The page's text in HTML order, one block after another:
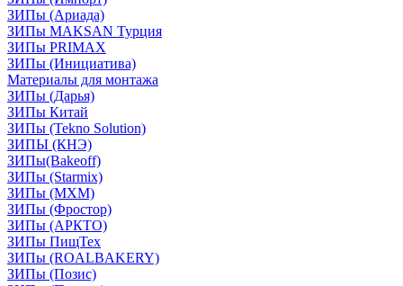
ЗИПы (Ариада)
ЗИПы MAKSAN Турция
ЗИПы PRIMAX
ЗИПы (Инициатива)
Материалы для монтажа
ЗИПы (Дарья)
ЗИПы Китай
ЗИПы (Tekno Solution)
ЗИПЫ (КНЭ)
ЗИПы(Bakeoff)
ЗИПы (Starmix)
ЗИПы (МХМ)
ЗИПы (Фростор)
ЗИПы (АРКТО)
ЗИПы ПищТех
ЗИПы (ROALBAKERY)
ЗИПы (Позис)